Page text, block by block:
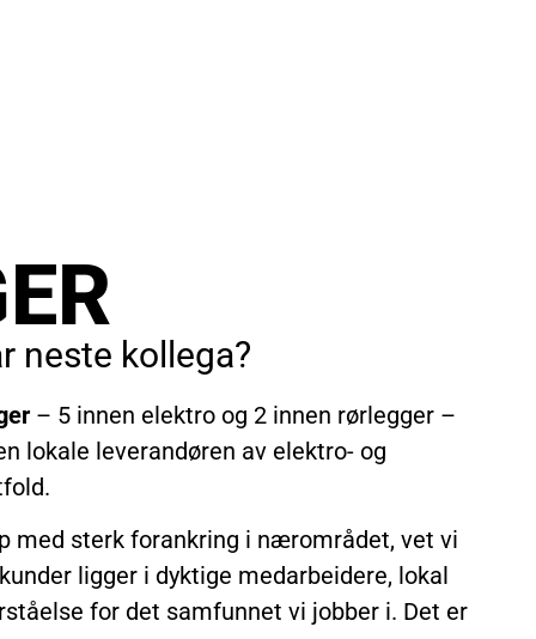
neste kollega?
– 5 innen elektro og 2 innen rørlegger –
lokale leverandøren av elektro- og
med sterk forankring i nærområdet, vet vi
ligger i dyktige medarbeidere, lokal
for det samfunnet vi jobber i. Det er